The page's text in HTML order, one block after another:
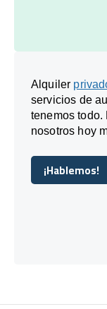
Alquiler
servicios de
tenemos todo.
nosotros hoy
¡Hablemos!
¡Hablemos!